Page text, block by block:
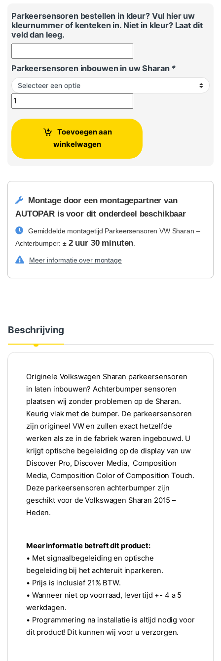
Parkeersensoren bestellen in kleur? Vul hier uw
kleurnummer of kenteken in. Niet in kleur? Laat dit
veld dan leeg.
Parkeersensoren inbouwen in uw Sharan *
Parkeersensoren VW Sharan - Achterbumper aantal
Toevoegen aan
winkelwagen
Montage door een montagepartner van
AUTOPAR is voor dit onderdeel beschikbaar
Gemiddelde montagetijd Parkeersensoren VW Sharan –
Achterbumper: ± 2 uur 30 minuten
Meer informatie over montage
Beschrijving
Originele Volkswagen Sharan parkeersensoren
in laten inbouwen? Achterbumper sensoren
plaatsen wij zonder problemen op de Sharan.
Keurig vlak met de bumper. De parkeersensoren
zijn origineel VW en zullen exact hetzelfde
werken als ze in de fabriek waren ingebouwd. U
krijgt optische begeleiding op de display van uw
Discover Pro, Discover Media, Composition
Media, Composition Color of Composition Touch.
Deze parkeersensoren achterbumper zijn
geschikt voor de Volkswagen Sharan 2015 –
Heden.
Meer informatie betreft dit product:
• Met signaalbegeleiding en optische
begeleiding bij het achteruit inparkeren.
• Prijs is inclusief 21% BTW.
• Wanneer niet op voorraad, levertijd +- 4 a 5
werkdagen.
• Programmering na installatie is altijd nodig voor
dit product! Dit kunnen wij voor u verzorgen.